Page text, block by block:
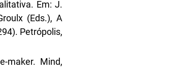
Em: J.
(Eds.), A
Petrópolis,
maker. Mind,